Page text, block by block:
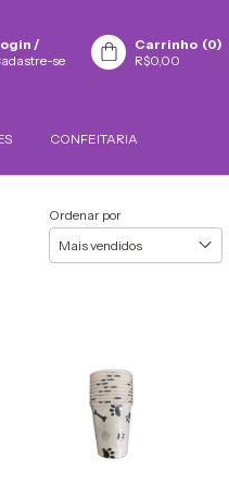
/
se
Carrinho (0)
R$0,00
CONFEITARIA
Ordenar por